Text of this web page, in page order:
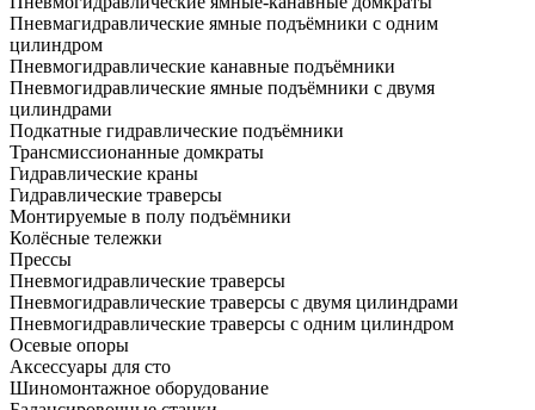
Пневмагидравлические ямные подъёмники с одним
цилиндром
Пневмогидравлические канавные подъёмники
Пневмогидравлические ямные подъёмники с двумя
цилиндрами
Подкатные гидравлические подъёмники
Трансмиссионанные домкраты
Гидравлические краны
Гидравлические траверсы
Монтируемые в полу подъёмники
Колёсные тележки
Прессы
Пневмогидравлические траверсы
Пневмогидравлические траверсы с двумя цилиндрами
Пневмогидравлические траверсы с одним цилиндром
Осевые опоры
Аксессуары для сто
Шиномонтажное оборудование